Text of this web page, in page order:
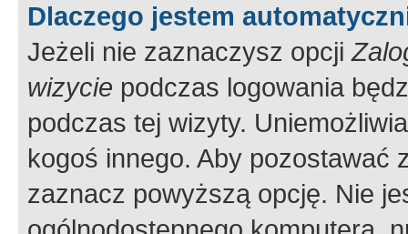
Dlaczego jestem
Jeżeli nie zaznaczysz opcji
wizycie podczas logowania
podczas tej wizyty.
kogoś innego. Aby pozostawać
zaznacz powyższą opcję. Nie